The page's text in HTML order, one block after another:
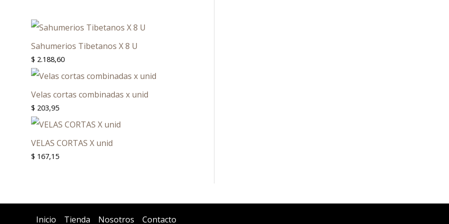
Sahumerios Tibetanos X 8 U
$ 2.188,60
Velas cortas combinadas x unid
$ 203,95
VELAS CORTAS X unid
$ 167,15
Inicio Tienda Nosotros Contacto